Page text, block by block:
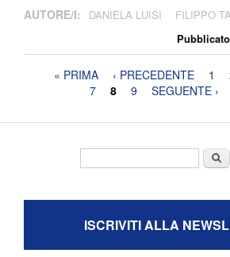
AUTORE/I: DANIELA LUISI FILIPPO
Pagine« PRIMA ‹ PRECEDENTE 1
7
8 9 SEGUENTE ›
Cerca
ISCRIVITI ALLA